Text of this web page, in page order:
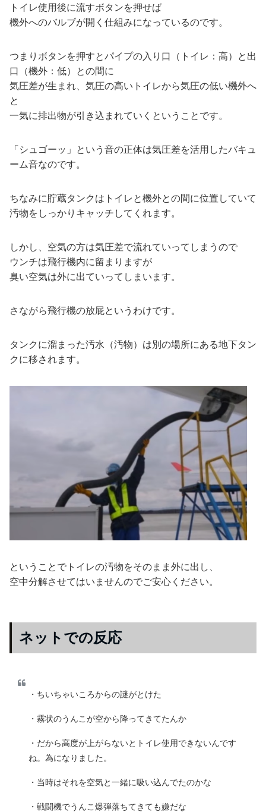
トイレ使用後に流すボタンを押せば
機外へのバルブが開く仕組みになっているのです。
つまりボタンを押すとパイプの入り口（トイレ：高）と出
口（機外：低）との間に
気圧差が生まれ、気圧の高いトイレから気圧の低い機外へ
と
一気に排出物が引き込まれていくということです。
「シュゴーッ」という音の正体は気圧差を活用したバキュ
ーム音なのです。
ちなみに貯蔵タンクはトイレと機外との間に位置していて
汚物をしっかりキャッチしてくれます。
しかし、空気の方は気圧差で流れていってしまうので
ウンチは飛行機内に留まりますが
臭い空気は外に出ていってしまいます。
さながら飛行機の放屁というわけです。
タンクに溜まった汚水（汚物）は別の場所にある地下タン
クに移されます。
ということでトイレの汚物をそのまま外に出し、
空中分解させてはいませんのでご安心ください。
ネットでの反応
・ちいちゃいころからの謎がとけた
・霧状のうんこが空から降ってきてたんか
・だから高度が上がらないとトイレ使用できないんです
ね。為になりました。
・当時はそれを空気と一緒に吸い込んでたのかな
・戦闘機でうんこ爆弾落ちてきても嫌だな